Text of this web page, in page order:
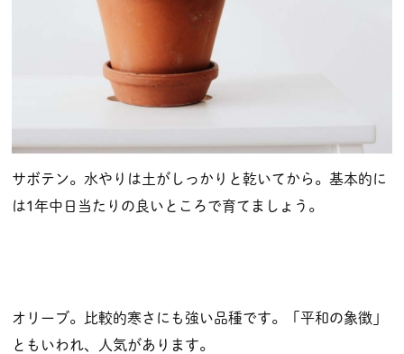
サボテン。水やりは土がしっかりと乾いてから。基本的に
は1年中日当たりの良いところで育てましょう。
オリーブ。比較的寒さにも強い品種です。「平和の象徴」
ともいわれ、人気があります。